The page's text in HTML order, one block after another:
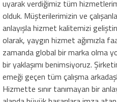
uyarak verdiğimiz tüm
olduk. Müşterilerimizin ve
anlayışla hizmet kalitemizi
olarak, yaygın hizmet ağımızla
zamanda global bir marka olma
bir yaklaşımı benimsiyoruz.
emeği geçen tüm çalışma
Hizmette sınır tanımayan bir